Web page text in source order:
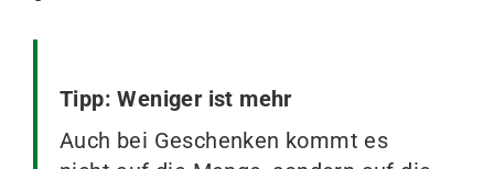
Tipp: Weniger ist mehr
Auch bei Geschenken kommt es